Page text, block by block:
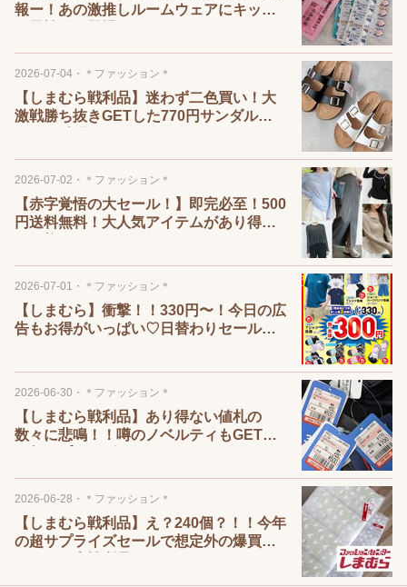
報ー！あの激推しルームウェアにキッズ
2026-07-04 ・ ＊ファッション＊
【しまむら戦利品】迷わず二色買い！大
激戦勝ち抜きGETした770円サンダル
2026-07-02 ・ ＊ファッション＊
【赤字覚悟の大セール！】即完必至！500
円送料無料！大人気アイテムがあり得な
2026-07-01 ・ ＊ファッション＊
【しまむら】衝撃！！330円〜！今日の広
告もお得がいっぱい♡日替わりセール、
2026-06-30 ・ ＊ファッション＊
【しまむら戦利品】あり得ない値札の
数々に悲鳴！！噂のノベルティもGETし
2026-06-28 ・ ＊ファッション＊
【しまむら戦利品】え？240個？！！今年
の超サプライズセールで想定外の爆買い